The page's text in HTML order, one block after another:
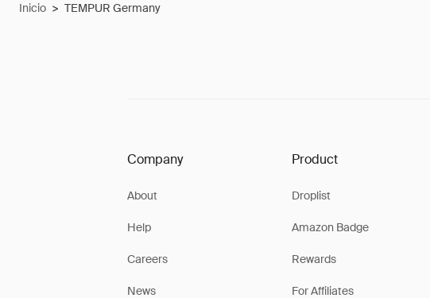
Inicio > TEMPUR Germany
Company
About
Help
Careers
News
Product
Droplist
Amazon Badge
Rewards
For Affiliates